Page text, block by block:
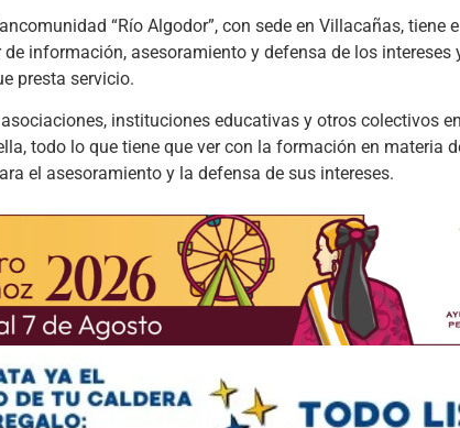
“Río Algodor”, con sede en Villacañas, tiene
información, asesoramiento y defensa de los intereses
presta servicio.
instituciones educativas y otros colectivos
todo lo que tiene que ver con la formación en materia
el asesoramiento y la defensa de sus intereses.